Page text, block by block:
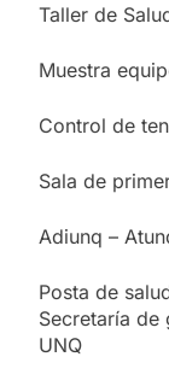
Taller de
Muestra
Control de
Sala de
Adiunq –
Posta de
Secretaría de
UNQ